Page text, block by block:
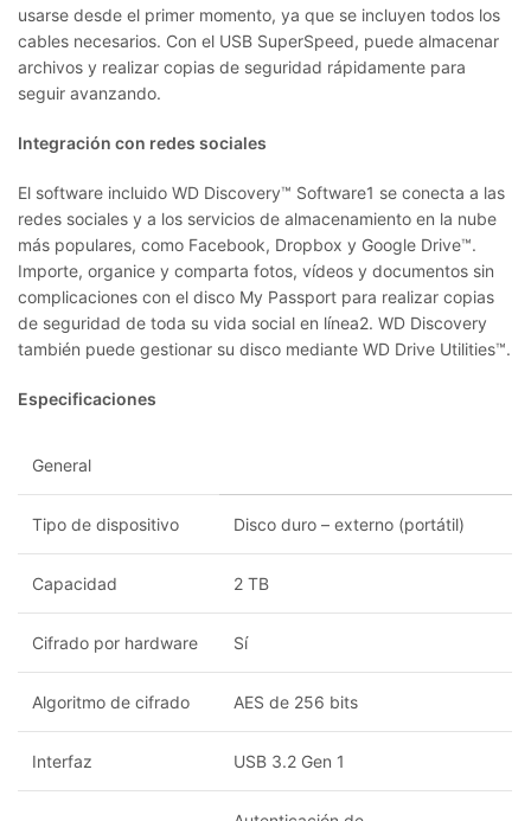
usarse desde el primer momento, ya que se incluyen todos los
cables necesarios. Con el USB SuperSpeed, puede almacenar
archivos y realizar copias de seguridad rápidamente para
seguir avanzando.
Integración con redes sociales
El software incluido WD Discovery™ Software1 se conecta a las
redes sociales y a los servicios de almacenamiento en la nube
más populares, como Facebook, Dropbox y Google Drive™.
Importe, organice y comparta fotos, vídeos y documentos sin
complicaciones con el disco My Passport para realizar copias
de seguridad de toda su vida social en línea2. WD Discovery
también puede gestionar su disco mediante WD Drive Utilities™.
Especificaciones
General
Tipo de dispositivo Disco duro – externo (portátil)
Capacidad 2 TB
Cifrado por hardware Sí
Algoritmo de cifrado AES de 256 bits
Interfaz USB 3.2 Gen 1